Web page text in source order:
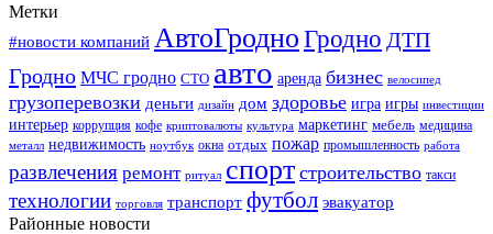
Метки
#новости компаний АвтоГродноГродно ДТП
Гродно МЧС гродно СТО авто аренда бизнес велосипед
грузоперевозки деньги дизайн дом здоровье игра игры инвестиции
интерьер коррупция кофе криптовалюты культура маркетинг мебель медицина
металл недвижимость ноутбук окна отдых пожар промышленность работа
развлечения ремонт ритуал спорт строительство такси
технологии торговля транспорт футбол эвакуатор
Районные новости